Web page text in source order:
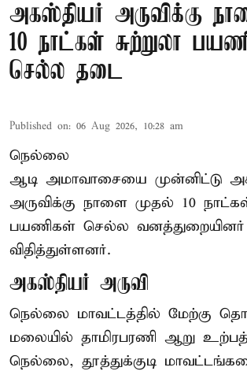
அகஸ்தியர் அருவிக்கு
10 நாட்கள் சுற்றுலா
செல்ல தடை
Published on: 06 Aug 2026, 10:28 am
நெல்லை
ஆடி அமாவாசையை முன்னிட்டு
அருவிக்கு நாளை முதல் 10
பயணிகள் செல்ல
விதித்துள்ளனர்.
அகஸ்தியர் அருவி
நெல்லை மாவட்டத்தில் மேற்கு
மலையில் தாமிரபரணி ஆறு
நெல்லை, தூத்துக்குடி